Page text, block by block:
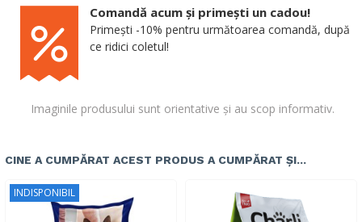
Imaginile produsului sunt orientative și au scop informativ.
Comandă acum și primești un cadou!
Primești -10% pentru următoarea comandă, după
ce ridici coletul!
CINE A CUMPĂRAT ACEST PRODUS A CUMPĂRAT ȘI...
INDISPONIBIL